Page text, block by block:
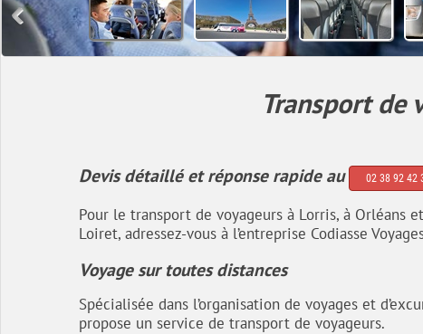
Transport de
Devis détaillé et réponse rapide au 02 38 92 42
Pour le transport de voyageurs à Lorris, à Orléans
Loiret, adressez-vous à l’entreprise Codiasse
Voyage sur toutes distances
Spécialisée dans l’organisation de voyages et
propose un service de transport de voyageurs.